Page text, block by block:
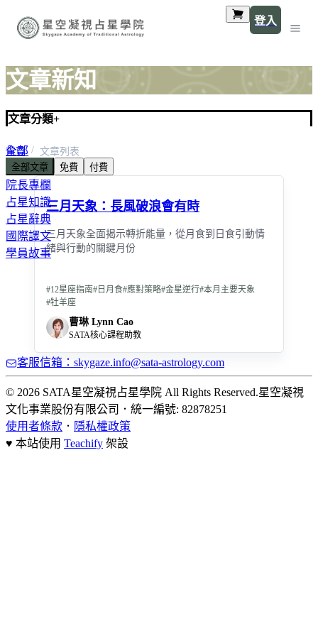
登入
文章新知
文章分類+
全部
最新消息
院長專欄
占星知識
占星辭典
國際譯文
學員故事
首頁
文章列表
全部文章
免費 付費
三月天象：長風破浪會有時
三月天象全面揭示轉折能量，從月食到日食引動情
緒與行動的關鍵月份
#12星座指南# 日月食#應對策略#金星逆行#本月主要天象
#牡羊座
曹琳 Lynn Cao
SATA核心課程助教
客服信箱：skygaze.info@sata-astrology.com
© 2026 SATA星空凝視占星學院 All Rights Reserved.星空凝視
文化事業股份有限公司 ． 統一編號: 82878251
使用者條款 ． 隱私權政策
♥ 本站使用 Teachify 架設